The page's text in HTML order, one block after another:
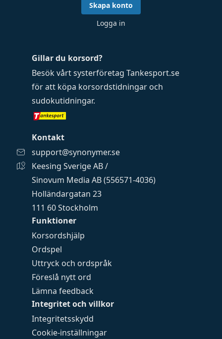
Funktioner
Korsordshjälp
Ordspel
Uttryck och ordspråk
Föreslå nytt ord
Lämna feedback
Integritet och villkor
Integritetsskydd
Cookie-inställningar
Gillar du korsord?
Besök vårt systerföretag Tankesport.se
för att köpa korsordstidningar och
sudokutidningar.
Kontakt
support@synonymer.se
Keesing Sverige AB /
Sinovum Media AB (556571-4036)
Holländargatan 23
111 60 Stockholm
Skapa konto
Logga in